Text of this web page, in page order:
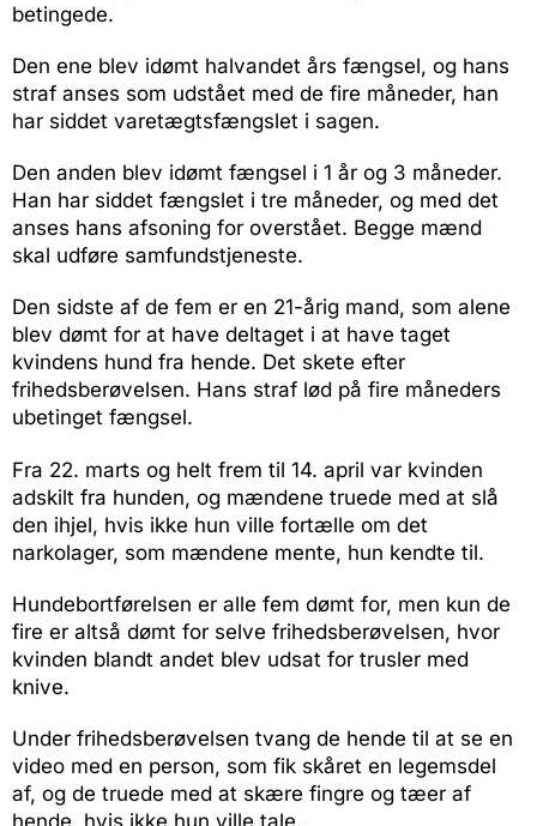
betingede.
Den ene blev idømt halvandet års fængsel, og hans
straf anses som udstået med de fire måneder, han
har siddet varetægtsfængslet i sagen.
Den anden blev idømt fængsel i 1 år og 3 måneder.
Han har siddet fængslet i tre måneder, og med det
anses hans afsoning for overstået. Begge mænd
skal udføre samfundstjeneste.
Den sidste af de fem er en 21-årig mand, som alene
blev dømt for at have deltaget i at have taget
kvindens hund fra hende. Det skete efter
frihedsberøvelsen. Hans straf lød på fire måneders
ubetinget fængsel.
Fra 22. marts og helt frem til 14. april var kvinden
adskilt fra hunden, og mændene truede med at slå
den ihjel, hvis ikke hun ville fortælle om det
narkolager, som mændene mente, hun kendte til.
Hundebortførelsen er alle fem dømt for, men kun de
fire er altså dømt for selve frihedsberøvelsen, hvor
kvinden blandt andet blev udsat for trusler med
knive.
Under frihedsberøvelsen tvang de hende til at se en
video med en person, som fik skåret en legemsdel
af, og de truede med at skære fingre og tæer af
hende, hvis ikke hun ville tale.